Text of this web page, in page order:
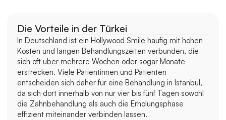
Die Vorteile in der Türkei
In Deutschland ist ein Hollywood Smile häufig mit hohen
Kosten und langen Behandlungszeiten verbunden, die
sich oft über mehrere Wochen oder sogar Monate
erstrecken. Viele Patientinnen und Patienten
entscheiden sich daher für eine Behandlung in Istanbul,
da sich dort innerhalb von nur vier bis fünf Tagen sowohl
die Zahnbehandlung als auch die Erholungsphase
effizient miteinander verbinden lassen.